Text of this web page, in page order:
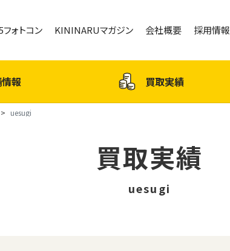
フォトコン KININARUマガジン 会社概要 採用情報
報 買取実績
uesugi
買取実績
uesugi